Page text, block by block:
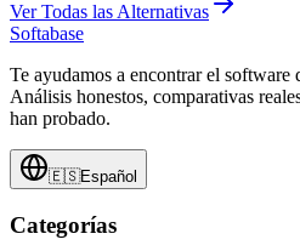
Ver Todas las Alternativas
Softabase
Te ayudamos a encontrar el software
Análisis honestos, comparativas
han probado.
🇪🇸Español
Categorías